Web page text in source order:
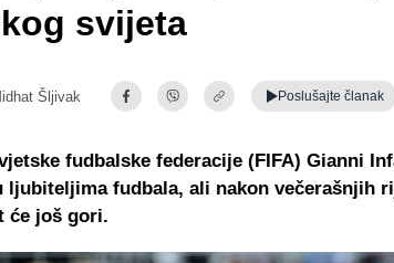
svijeta
Šljivak Poslušajte članak
fudbalske federacije (FIFA) Gianni
ljubiteljima fudbala, ali nakon večerašnjih
će još gori.